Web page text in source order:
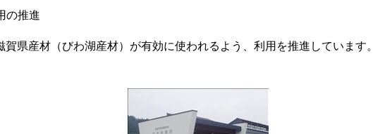
の推進
賀県産材（びわ湖産材）が有効に使われるよう、利用を推進しています。